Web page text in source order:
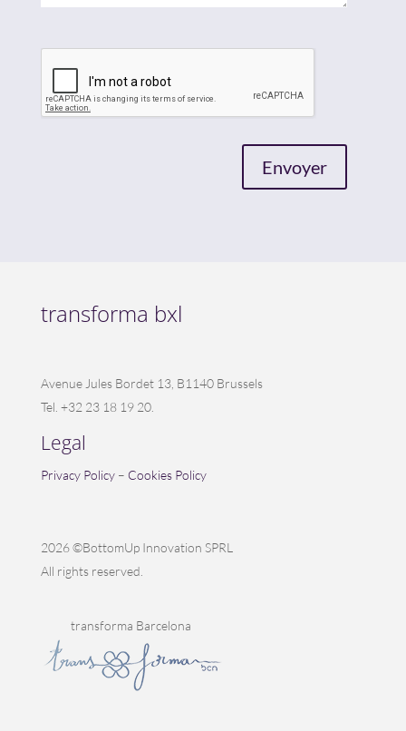
transforma bxl
Avenue Jules Bordet 13, B1140 Brussels
Tel. +32 23 18 19 20.
Legal
Privacy Policy– Cookies Policy
2026 ©BottomUp Innovation SPRL
All rights reserved.
transforma Barcelona